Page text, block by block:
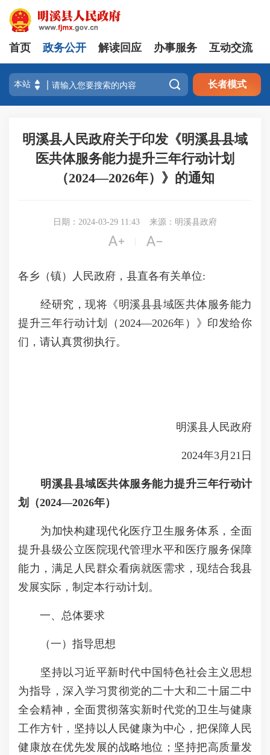
首页 政务公开 解读回应 办事服务 互动交流
 长者模式
明溪县人民政府关于印发《明溪县县域
医共体服务能力提升三年行动计划
（2024—2026年）》的通知
日期：2024-03-29 11:43 来源：明溪县政府
 
各乡（镇）人民政府，县直各有关单位:
经研究，现将《明溪县县域医共体服务能力
提升三年行动计划（2024—2026年）》印发给你
们，请认真贯彻执行。
明溪县人民政府
2024年3月21日
明溪县县域医共体服务能力提升三年行动计
划（2024—2026年）
为加快构建现代化医疗卫生服务体系，全面
提升县级公立医院现代管理水平和医疗服务保障
能力，满足人民群众看病就医需求，现结合我县
发展实际，制定本行动计划。
一、总体要求
（一）指导思想
坚持以习近平新时代中国特色社会主义思想
为指导，深入学习贯彻党的二十大和二十届二中
全会精神，全面贯彻落实新时代党的卫生与健康
工作方针，坚持以人民健康为中心，把保障人民
健康放在优先发展的战略地位；坚持把高质量发